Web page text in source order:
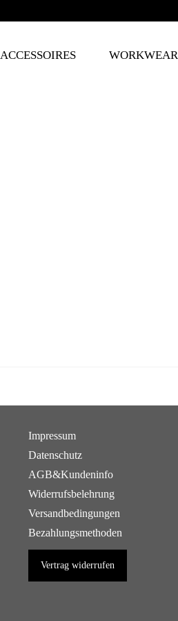
ACCESSOIRES WORKWEAR
Impressum
Datenschutz
AGB&Kundeninfo
Widerrufsbelehrung
Versandbedingungen
Bezahlungsmethoden
Vertrag widerrufen